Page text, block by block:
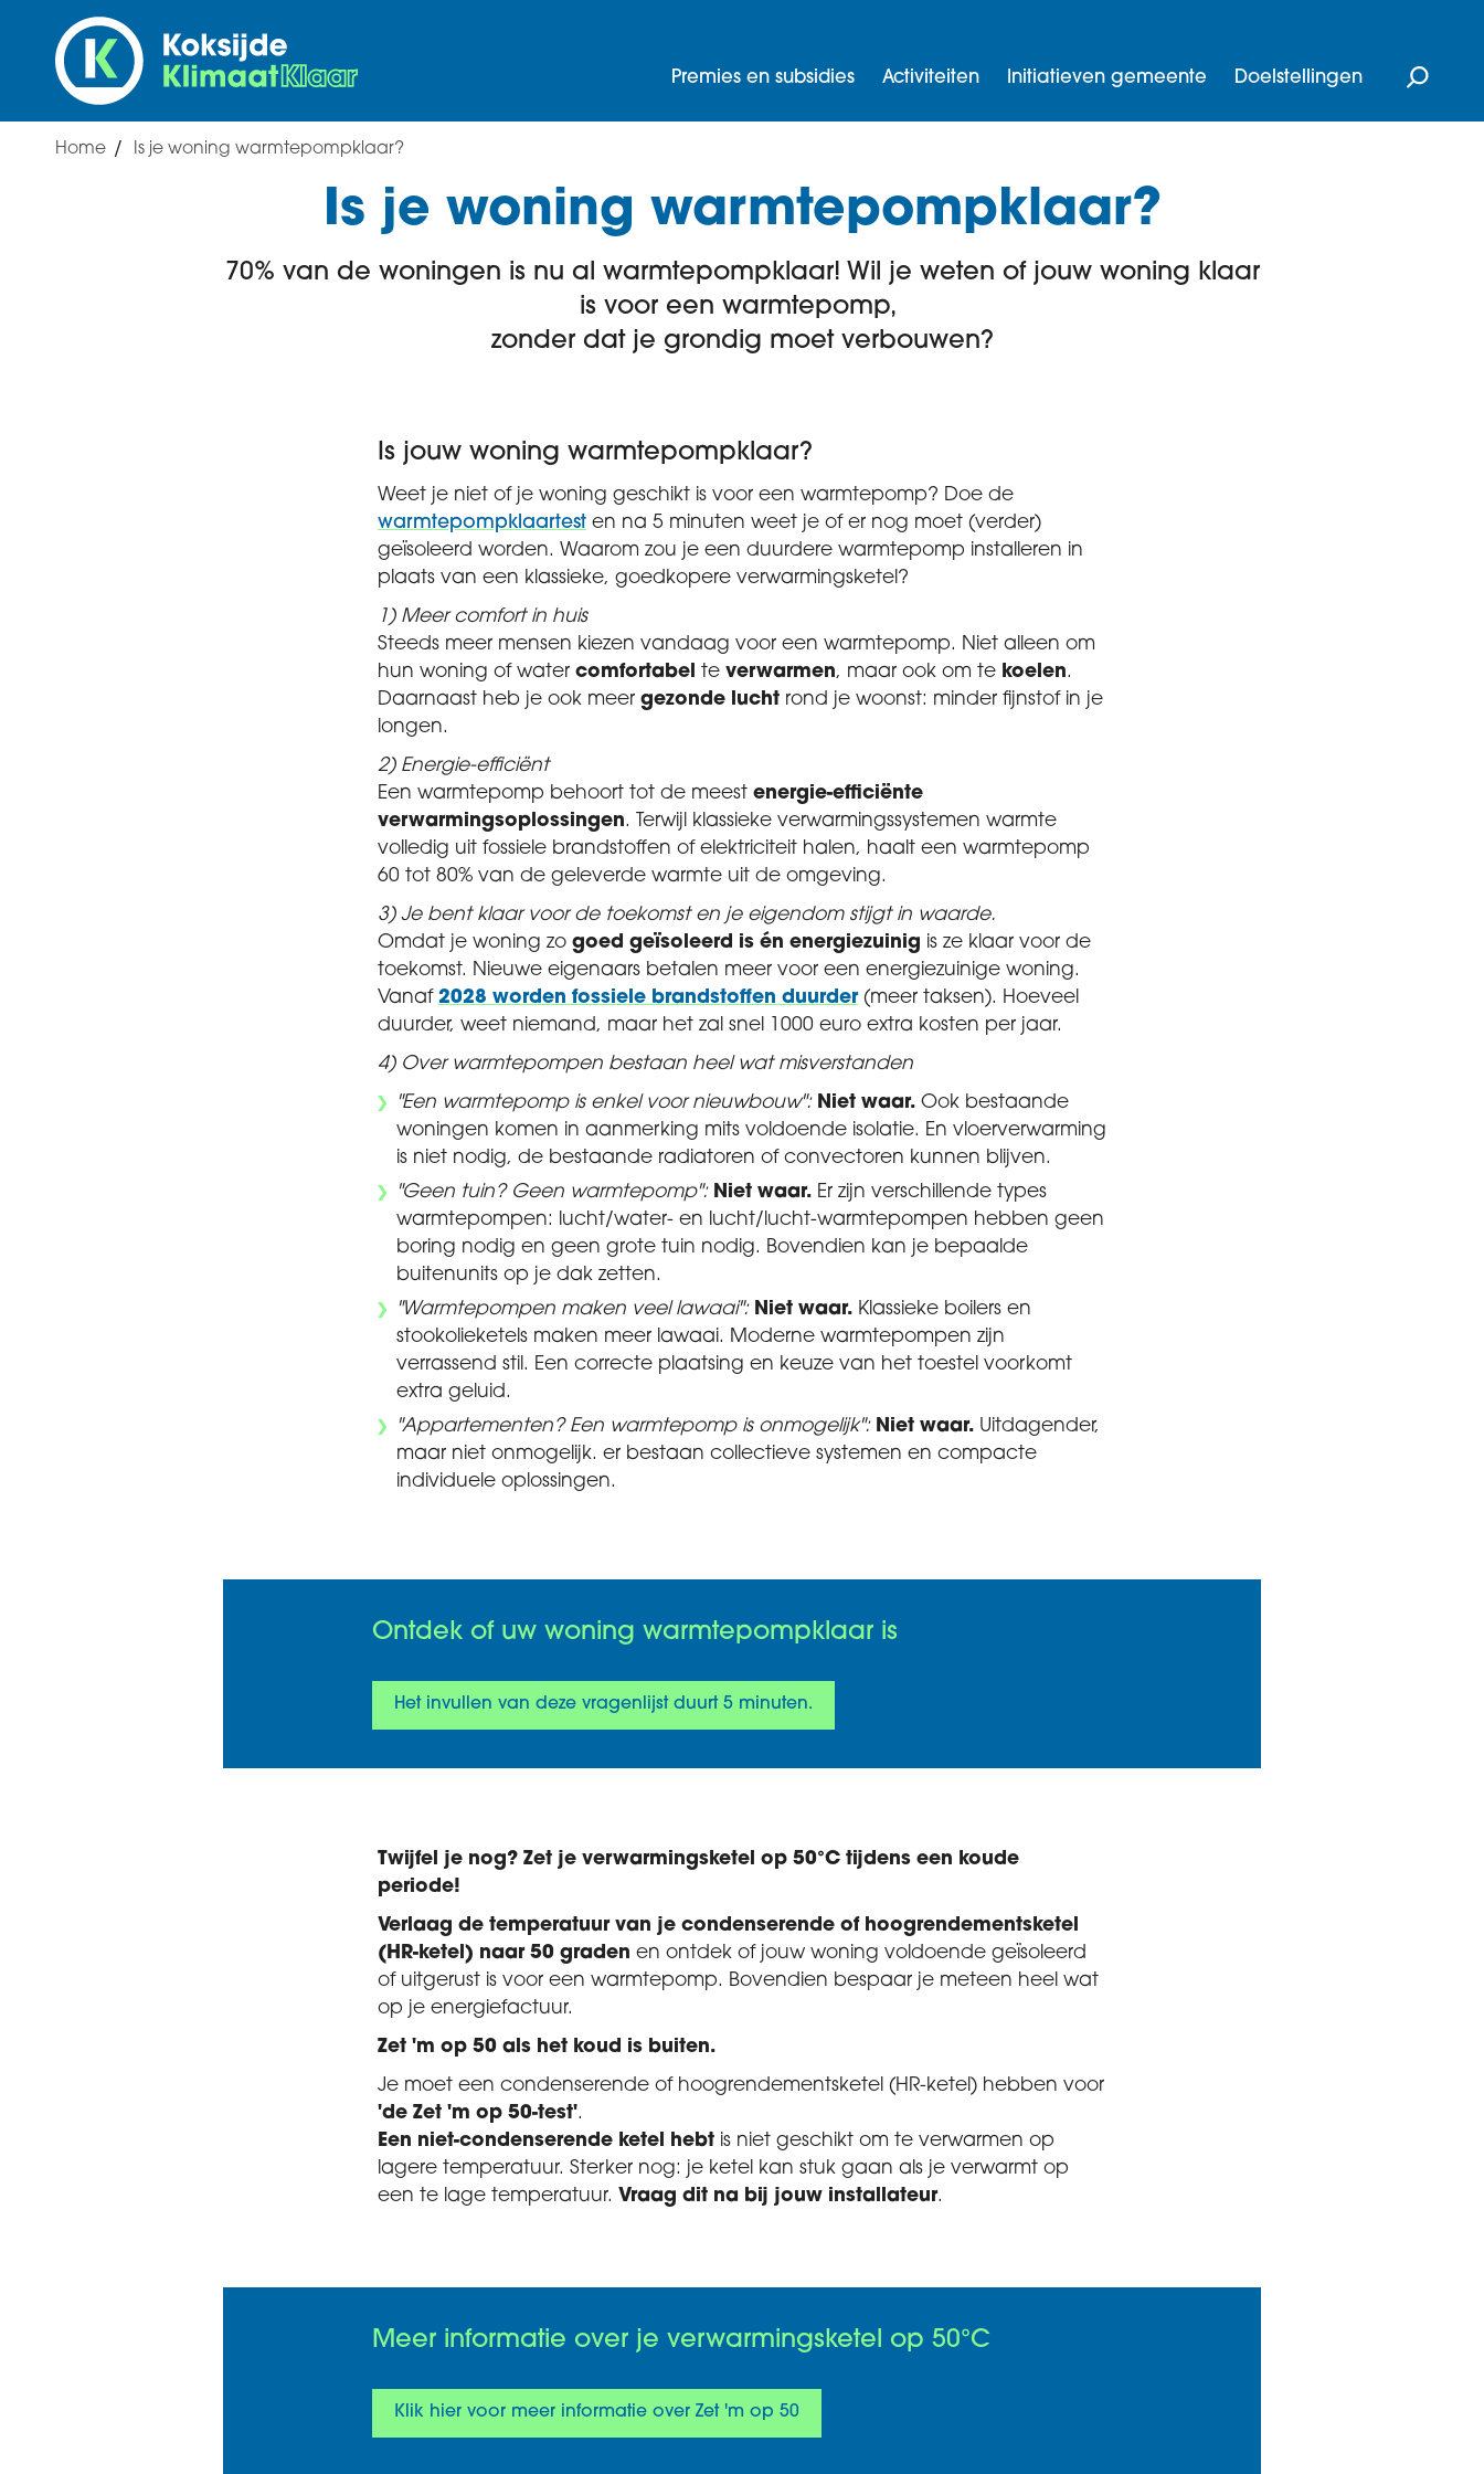
Overslaan
inhoud
Premies en subsidies Activiteiten Initiatieven gemeente Doelstellingen
Breadcrumb
Home Is je woning warmtepompklaar?
Is je woning warmtepompklaar?
70% van de woningen is nu al warmtepompklaar! Wil je weten of jouw woning klaar
is voor een warmtepomp,
zonder dat je grondig moet verbouwen?
Is jouw woning warmtepompklaar?
Weet je niet of je woning geschikt is voor een warmtepomp? Doe de
warmtepompklaartest en na 5 minuten weet je of er nog moet (verder)
geïsoleerd worden. Waarom zou je een duurdere warmtepomp installeren in
plaats van een klassieke, goedkopere verwarmingsketel?
1) Meer comfort in huis
Steeds meer mensen kiezen vandaag voor een warmtepomp. Niet alleen om
hun woning of water comfortabel te verwarmen, maar ook om te koelen.
Daarnaast heb je ook meer gezonde lucht rond je woonst: minder fijnstof in je
longen.
2) Energie-efficiënt
Een warmtepomp behoort tot de meest energie-efficiënte
verwarmingsoplossingen. Terwijl klassieke verwarmingssystemen warmte
volledig uit fossiele brandstoffen of elektriciteit halen, haalt een warmtepomp
60 tot 80% van de geleverde warmte uit de omgeving.
3) Je bent klaar voor de toekomst en je eigendom stijgt in waarde.
Omdat je woning zo goed geïsoleerd is én energiezuinig is ze klaar voor de
toekomst. Nieuwe eigenaars betalen meer voor een energiezuinige woning.
Vanaf 2028 worden fossiele brandstoffen duurder (meer taksen). Hoeveel
duurder, weet niemand, maar het zal snel 1000 euro extra kosten per jaar.
4) Over warmtepompen bestaan heel wat misverstanden
"Een warmtepomp is enkel voor nieuwbouw": Niet waar. Ook bestaande
woningen komen in aanmerking mits voldoende isolatie. En vloerverwarming
is niet nodig, de bestaande radiatoren of convectoren kunnen blijven.
"Geen tuin? Geen warmtepomp": Niet waar. Er zijn verschillende types
warmtepompen: lucht/water- en lucht/lucht-warmtepompen hebben geen
boring nodig en geen grote tuin nodig. Bovendien kan je bepaalde
buitenunits op je dak zetten.
"Warmtepompen maken veel lawaai": Niet waar. Klassieke boilers en
stookolieketels maken meer lawaai. Moderne warmtepompen zijn
verrassend stil. Een correcte plaatsing en keuze van het toestel voorkomt
extra geluid.
"Appartementen? Een warmtepomp is onmogelijk": Niet waar. Uitdagender,
maar niet onmogelijk. er bestaan collectieve systemen en compacte
individuele oplossingen.
Ontdek of uw woning warmtepompklaar is
Het invullen van deze vragenlijst duurt 5 minuten.
Twijfel je nog? Zet je verwarmingsketel op 50°C tijdens een koude
periode!
Verlaag de temperatuur van je condenserende of hoogrendementsketel
(HR-ketel) naar 50 graden en ontdek of jouw woning voldoende geïsoleerd
of uitgerust is voor een warmtepomp. Bovendien bespaar je meteen heel wat
op je energiefactuur.
Zet 'm op 50 als het koud is buiten.
Je moet een condenserende of hoogrendementsketel (HR-ketel) hebben voor
'de Zet 'm op 50-test'.
Een niet-condenserende ketel hebt is niet geschikt om te verwarmen op
lagere temperatuur. Sterker nog: je ketel kan stuk gaan als je verwarmt op
een te lage temperatuur. Vraag dit na bij jouw installateur.
Meer informatie over je verwarmingsketel op 50°C
Klik hier voor meer informatie over Zet 'm op 50